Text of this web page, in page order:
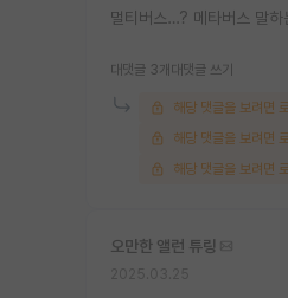
멀티버스…? 메타버스 말하
대댓글 3개 대댓글 쓰기
해당 댓글을 보려면
해당 댓글을 보려면
해당 댓글을 보려면
오만한 앨런 튜링